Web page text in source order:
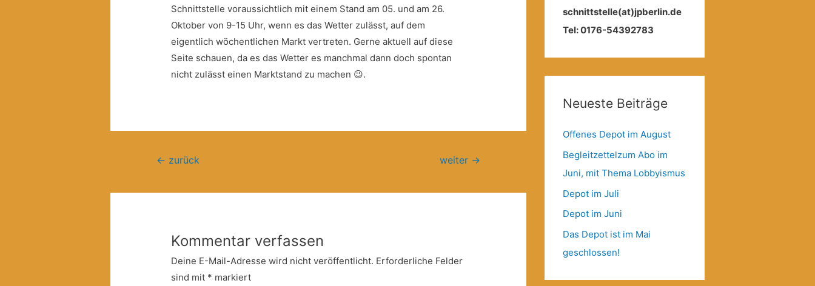
Schnittstelle voraussichtlich mit einem Stand am 05. und am 26.
Oktober von 9-15 Uhr, wenn es das Wetter zulässt, auf dem
eigentlich wöchentlichen Markt vertreten. Gerne aktuell auf diese
Seite schauen, da es das Wetter es manchmal dann doch spontan
nicht zulässt einen Marktstand zu machen 😉.
Beitragsnavigation
← zurück weiter →
Kommentar verfassen
Deine E-Mail-Adresse wird nicht veröffentlicht. Erforderliche Felder
sind mit * markiert
schnittstelle(at)jpberlin.de
Tel: 0176-54392783
Neueste Beiträge
Offenes Depot im August
Begleitzettelzum Abo im
Juni, mit Thema Lobbyismus
Depot im Juli
Depot im Juni
Das Depot ist im Mai
geschlossen!